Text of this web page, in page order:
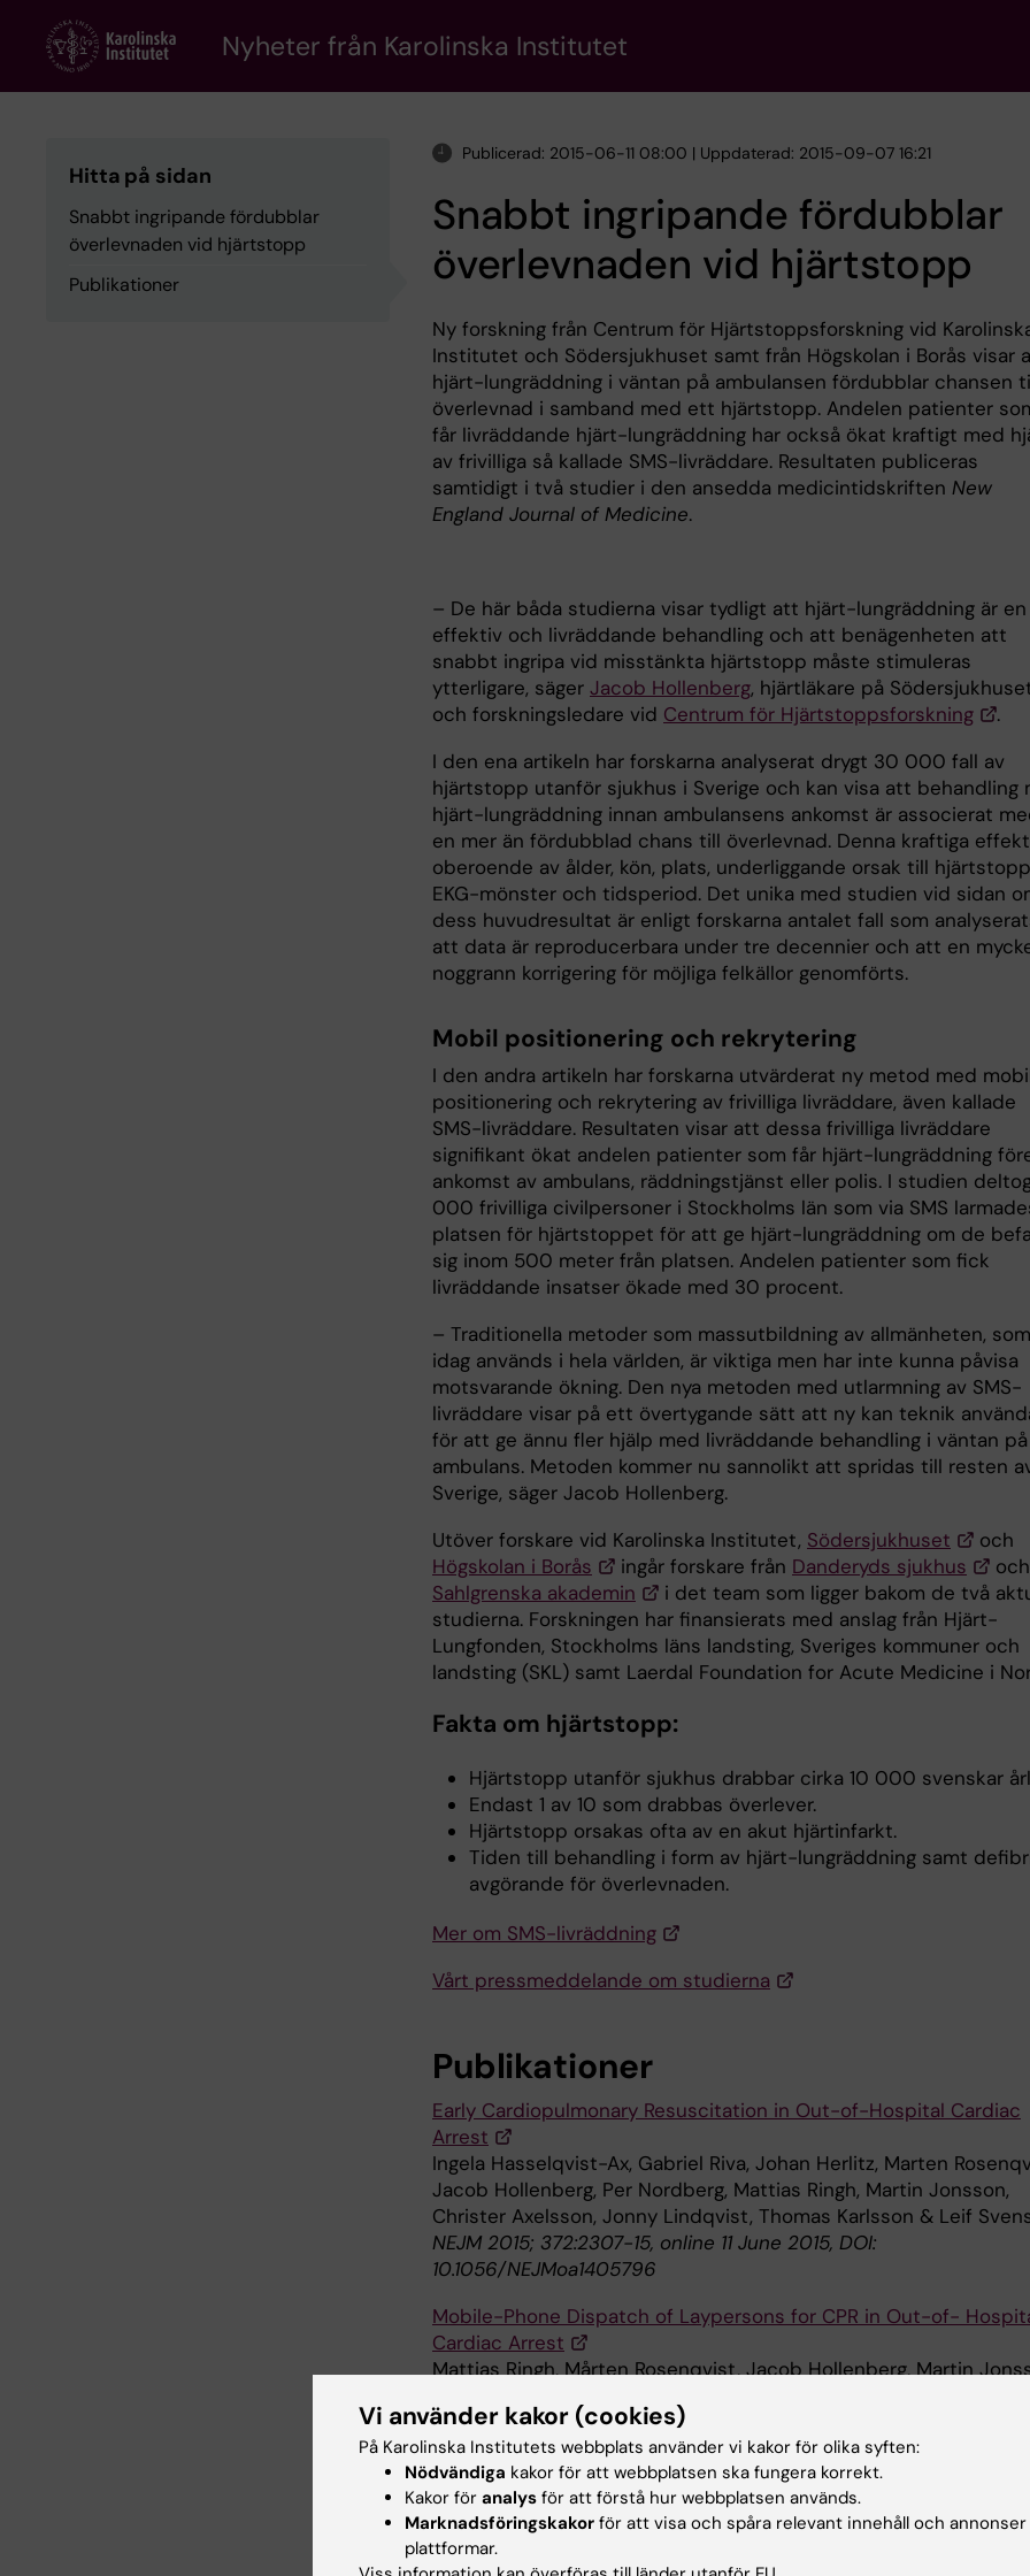
content
Nyheter från Karolinska Institutet
Hitta på sidan
Snabbt ingripande fördubblar
överlevnaden vid hjärtstopp
Publikationer
Publicerad: 2015-06-11 08:00 | Uppdaterad: 2015-09-07 16:21
Snabbt ingripande fördubblar
överlevnaden vid hjärtstopp
Ny forskning från Centrum för Hjärtstoppsforskning vid
Institutet och Södersjukhuset samt från Högskolan i Borås visar
hjärt-lungräddning i väntan på ambulansen fördubblar chansen
överlevnad i samband med ett hjärtstopp. Andelen patienter
får livräddande hjärt-lungräddning har också ökat kraftigt med
av frivilliga så kallade SMS-livräddare. Resultaten publiceras
samtidigt i två studier i den ansedda medicintidskriften New
England Journal of Medicine.
– De här båda studierna visar tydligt att hjärt-lungräddning är en
effektiv och livräddande behandling och att benägenheten att
snabbt ingripa vid misstänkta hjärtstopp måste stimuleras
ytterligare, säger Jacob Hollenberg, hjärtläkare på
och forskningsledare vid Centrum för Hjärtstoppsforskning
.
I den ena artikeln har forskarna analyserat drygt 30 000 fall av
hjärtstopp utanför sjukhus i Sverige och kan visa att behandling
hjärt-lungräddning innan ambulansens ankomst är associerat
en mer än fördubblad chans till överlevnad. Denna kraftiga
oberoende av ålder, kön, plats, underliggande orsak till
EKG-mönster och tidsperiod. Det unika med studien vid sidan
dess huvudresultat är enligt forskarna antalet fall som
att data är reproducerbara under tre decennier och att en
noggrann korrigering för möjliga felkällor genomförts.
Mobil positionering och rekrytering
I den andra artikeln har forskarna utvärderat ny metod med
positionering och rekrytering av frivilliga livräddare, även kallade
SMS-livräddare. Resultaten visar att dessa frivilliga livräddare
signifikant ökat andelen patienter som får hjärt-lungräddning
ankomst av ambulans, räddningstjänst eller polis. I studien
000 frivilliga civilpersoner i Stockholms län som via SMS
platsen för hjärtstoppet för att ge hjärt-lungräddning om de
sig inom 500 meter från platsen. Andelen patienter som fick
livräddande insatser ökade med 30 procent.
– Traditionella metoder som massutbildning av allmänheten, som
idag används i hela världen, är viktiga men har inte kunna påvisa
motsvarande ökning. Den nya metoden med utlarmning av SMS-
livräddare visar på ett övertygande sätt att ny kan teknik
för att ge ännu fler hjälp med livräddande behandling i väntan på
ambulans. Metoden kommer nu sannolikt att spridas till resten
Sverige, säger Jacob Hollenberg.
Utöver forskare vid Karolinska Institutet, Södersjukhuset
och
Högskolan i Borås
ingår forskare från Danderyds sjukhus
och
Sahlgrenska akademin
i det team som ligger bakom de två
studierna. Forskningen har finansierats med anslag från Hjärt-
Lungfonden, Stockholms läns landsting, Sveriges kommuner och
landsting (SKL) samt Laerdal Foundation for Acute Medicine i
Fakta om hjärtstopp:
Hjärtstopp utanför sjukhus drabbar cirka 10 000 svenskar
Endast 1 av 10 som drabbas överlever.
Hjärtstopp orsakas ofta av en akut hjärtinfarkt.
Tiden till behandling i form av hjärt-lungräddning samt
avgörande för överlevnaden.
Mer om SMS-livräddning
Vårt pressmeddelande om studierna
Publikationer
Early Cardiopulmonary Resuscitation in Out-of-Hospital Cardiac
Arrest
Ingela Hasselqvist-Ax, Gabriel Riva, Johan Herlitz, Marten
Jacob Hollenberg, Per Nordberg, Mattias Ringh, Martin Jonsson,
Christer Axelsson, Jonny Lindqvist, Thomas Karlsson & Leif
NEJM 2015; 372:2307-15, online 11 June 2015, DOI:
10.1056/NEJMoa1405796
Mobile-Phone Dispatch of Laypersons for CPR in Out-of-
Cardiac Arrest
Mattias Ringh, Mårten Rosenqvist, Jacob Hollenberg, Martin
Hasselqvist-Ax, Gabriel Riva & Leif Svensson
NEJM 2015; 372:2316-25, online 11 June 2015, DOI:
10.1056/NEJMoa1406038
Hjärt-kärlsjukdomar Akutsjukvård
Vi använder kakor (cookies)
På Karolinska Institutets webbplats använder vi kakor för olika syften:
Nödvändiga kakor för att webbplatsen ska fungera korrekt.
Kakor för analys för att förstå hur webbplatsen används.
Marknadsföringskakor för att visa och spåra relevant innehåll och
plattformar.